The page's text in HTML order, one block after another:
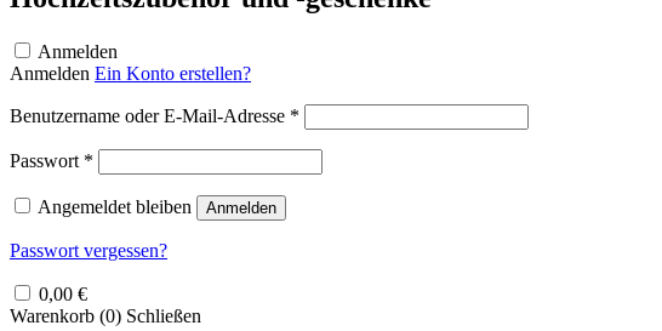
Anmelden
Anmelden Ein Konto erstellen?
Benutzername oder E-Mail-Adresse *
Passwort *
Angemeldet bleiben Anmelden
Passwort vergessen?
0,00 €
Warenkorb (0) Schließen